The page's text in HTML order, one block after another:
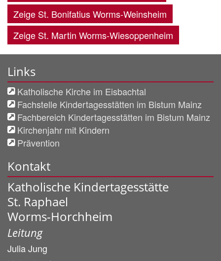
Zeige St. Bonifatius Worms-Weinsheim
Zeige St. Martin Worms-Wiesoppenheim
Links
Katholische Kirche im Eisbachtal
Fachstelle Kindertagesstätten im Bistum Mainz
Fachbereich Kindertagesstätten im Bistum Mainz
Kirchenjahr mit Kindern
Prävention
Kontakt
Katholische Kindertagesstätte
St. Raphael
Worms-Horchheim
Leitung
JuliaJung